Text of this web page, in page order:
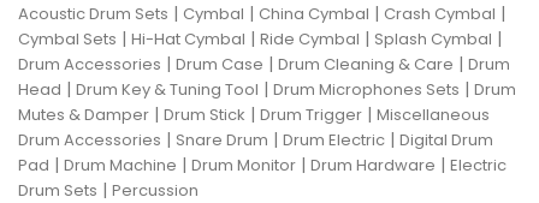
Acoustic Drum Sets | Cymbal | China Cymbal | Crash Cymbal |
Cymbal Sets | Hi-Hat Cymbal | Ride Cymbal | Splash Cymbal |
Drum Accessories | Drum Case | Drum Cleaning & Care | Drum
Head | Drum Key & Tuning Tool | Drum Microphones Sets | Drum
Mutes & Damper | Drum Stick | Drum Trigger | Miscellaneous
Drum Accessories | Snare Drum | Drum Electric | Digital Drum
Pad | Drum Machine | Drum Monitor | Drum Hardware | Electric
Drum Sets | Percussion